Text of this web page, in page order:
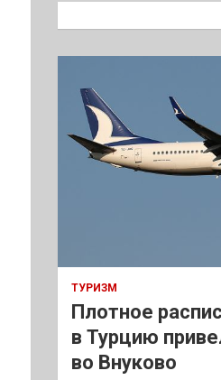
к
ТУРИЗМ
Плотное
в Турцию
во Внуково